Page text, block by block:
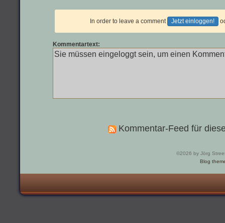
In order to leave a comment Jetzt einloggen!
Kommentartext:
Kommentar-Feed für
©2026 by Jörg
Blog